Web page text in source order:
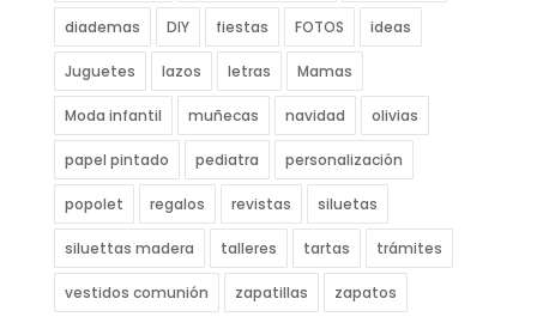
diademas DIY fiestas FOTOS ideas
Juguetes lazos letras Mamas
Moda infantil muñecas navidad olivias
papel pintado pediatra personalización
popolet regalos revistas siluetas
siluettas madera talleres tartas trámites
vestidos comunión zapatillas zapatos